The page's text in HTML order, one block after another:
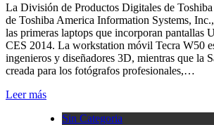
La División de Productos Digitales de
de Toshiba America Information Systems,
las primeras laptops que incorporan pantallas
CES 2014. La workstation móvil Tecra W50
ingenieros y diseñadores 3D, mientras que la
creada para los fotógrafos profesionales,…
Leer más
Sin Categoria